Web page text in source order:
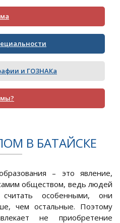
и ГОЗНАКа
В БАТАЙСКЕ
– это явление,
обществом, ведь людей
особенными, они
чем остальные. Поэтому
не приобретение